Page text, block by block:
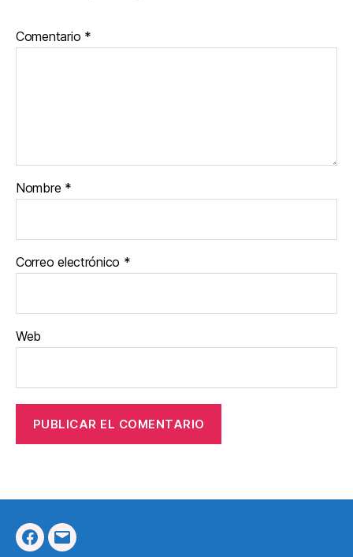
Comentario *
Nombre *
Correo electrónico *
Web
Facebook
Correo